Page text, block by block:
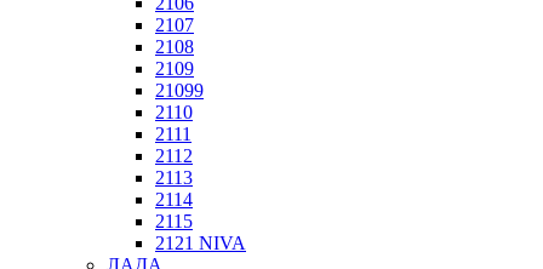
2107
2108
2109
21099
2110
2111
2112
2113
2114
2115
2121 NIVA
ЛАДА